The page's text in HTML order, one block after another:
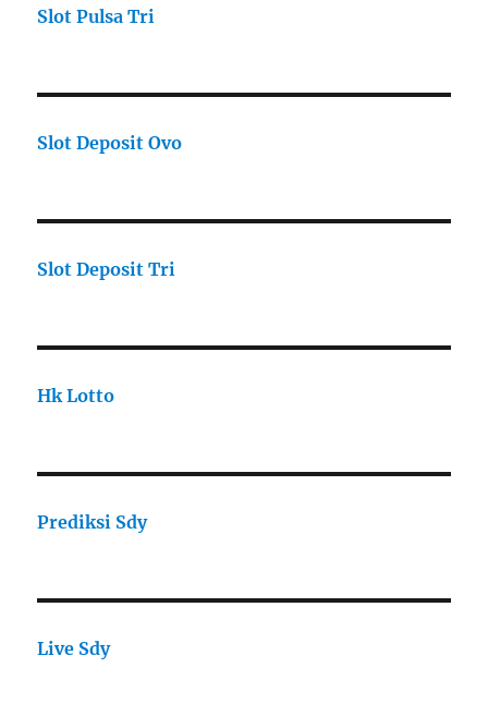
Slot Pulsa Tri
Slot Deposit Ovo
Slot Deposit Tri
Hk Lotto
Prediksi Sdy
Live Sdy